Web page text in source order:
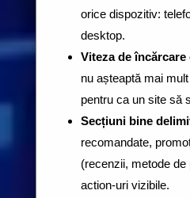
orice dispozitiv:
desktop.
Viteza de
nu așteaptă mai
pentru ca un site să
Secțiuni bine
recomandate,
(recenzii, metode
action-uri vizibile.